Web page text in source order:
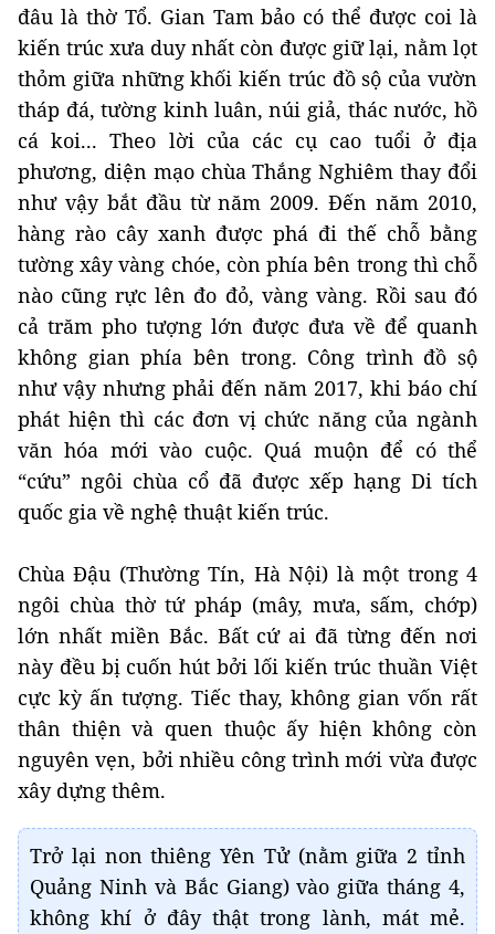
đâu là thờ Tổ. Gian Tam bảo có thể được coi là
kiến trúc xưa duy nhất còn được giữ lại, nằm lọt
thỏm giữa những khối kiến trúc đồ sộ của vườn
tháp đá, tường kinh luân, núi giả, thác nước, hồ
cá koi... Theo lời của các cụ cao tuổi ở địa
phương, diện mạo chùa Thắng Nghiêm thay đổi
như vậy bắt đầu từ năm 2009. Đến năm 2010,
hàng rào cây xanh được phá đi thế chỗ bằng
tường xây vàng chóe, còn phía bên trong thì chỗ
nào cũng rực lên đo đỏ, vàng vàng. Rồi sau đó
cả trăm pho tượng lớn được đưa về để quanh
không gian phía bên trong. Công trình đồ sộ
như vậy nhưng phải đến năm 2017, khi báo chí
phát hiện thì các đơn vị chức năng của ngành
văn hóa mới vào cuộc. Quá muộn để có thể
“cứu” ngôi chùa cổ đã được xếp hạng Di tích
quốc gia về nghệ thuật kiến trúc.
Chùa Đậu (Thường Tín, Hà Nội) là một trong 4
ngôi chùa thờ tứ pháp (mây, mưa, sấm, chớp)
lớn nhất miền Bắc. Bất cứ ai đã từng đến nơi
này đều bị cuốn hút bởi lối kiến trúc thuần Việt
cực kỳ ấn tượng. Tiếc thay, không gian vốn rất
thân thiện và quen thuộc ấy hiện không còn
nguyên vẹn, bởi nhiều công trình mới vừa được
xây dựng thêm.
Trở lại non thiêng Yên Tử (nằm giữa 2 tỉnh
Quảng Ninh và Bắc Giang) vào giữa tháng 4,
không khí ở đây thật trong lành, mát mẻ.